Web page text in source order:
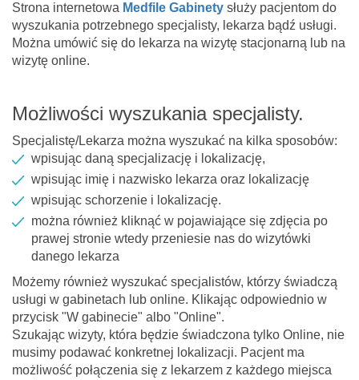
Strona internetowa Medfile Gabinety służy pacjentom do
wyszukania potrzebnego specjalisty, lekarza bądź usługi.
Można umówić się do lekarza na wizytę stacjonarną lub na
wizytę online.
Możliwości wyszukania specjalisty.
Specjalistę/Lekarza można wyszukać na kilka sposobów:
wpisując daną specjalizację i lokalizację,
wpisując imię i nazwisko lekarza oraz lokalizację
wpisując schorzenie i lokalizację.
można również kliknąć w pojawiające się zdjęcia po
prawej stronie wtedy przeniesie nas do wizytówki
danego lekarza
Możemy również wyszukać specjalistów, którzy świadczą
usługi w gabinetach lub online. Klikając odpowiednio w
przycisk "W gabinecie" albo "Online".
Szukając wizyty, która będzie świadczona tylko Online, nie
musimy podawać konkretnej lokalizacji. Pacjent ma
możliwość połączenia się z lekarzem z każdego miejsca